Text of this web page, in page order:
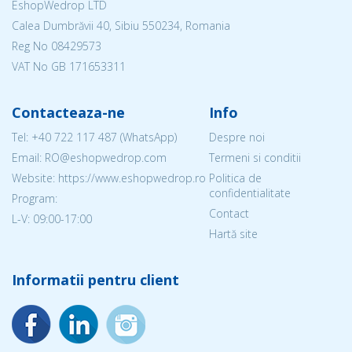
EshopWedrop LTD
Calea Dumbrăvii 40, Sibiu 550234, Romania
Reg No 08429573
VAT No GB 171653311
Contacteaza-ne
Tel: +40 722 117 487 (WhatsApp)
Email: RO@eshopwedrop.com
Website: https://www.eshopwedrop.ro
Program:
L-V: 09:00-17:00
Info
Despre noi
Termeni si conditii
Politica de
confidentialitate
Contact
Hartă site
Informatii pentru client